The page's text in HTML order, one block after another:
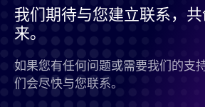
我们期待与您建立联系，
来。
如果您有任何问题或需要我们的支
们会尽快与您联系。